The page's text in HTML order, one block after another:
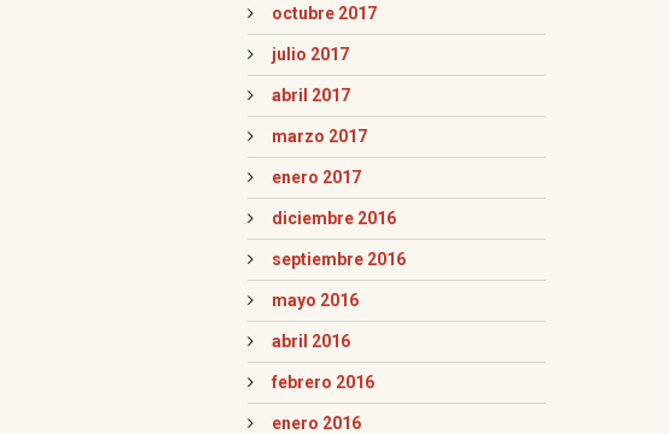
octubre 2017
julio 2017
abril 2017
marzo 2017
enero 2017
diciembre 2016
septiembre 2016
mayo 2016
abril 2016
febrero 2016
enero 2016